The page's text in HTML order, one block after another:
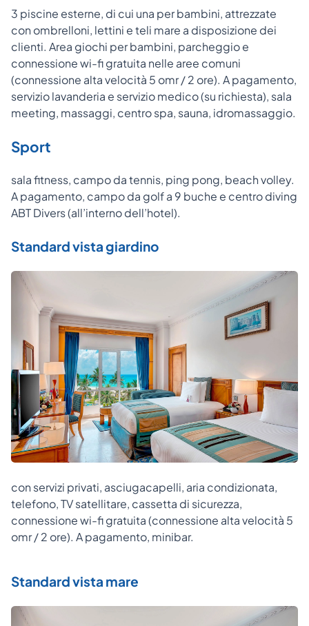
3 piscine esterne, di cui una per bambini, attrezzate
con ombrelloni, lettini e teli mare a disposizione dei
clienti. Area giochi per bambini, parcheggio e
connessione wi-fi gratuita nelle aree comuni
(connessione alta velocità 5 omr / 2 ore). A pagamento,
servizio lavanderia e servizio medico (su richiesta), sala
meeting, massaggi, centro spa, sauna, idromassaggio.
Sport
sala fitness, campo da tennis, ping pong, beach volley.
A pagamento, campo da golf a 9 buche e centro diving
ABT Divers (all’interno dell’hotel).
Standard vista giardino
con servizi privati, asciugacapelli, aria condizionata,
telefono, TV satellitare, cassetta di sicurezza,
connessione wi-fi gratuita (connessione alta velocità 5
omr / 2 ore). A pagamento, minibar.
Standard vista mare